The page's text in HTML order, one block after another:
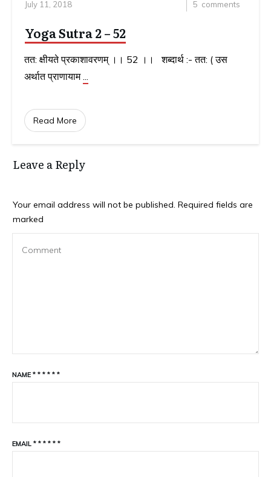
July 11, 2018 5 comments
Yoga Sutra 2 – 52
तत: क्षीयते प्रकाशावरणम् ।। 52 ।। शब्दार्थ :- तत: ( उस
अर्थात प्राणायाम...
Read More
Leave a Reply
Your email address will not be published. Required fields are
marked
NAME * * * * * *
EMAIL * * * * * *